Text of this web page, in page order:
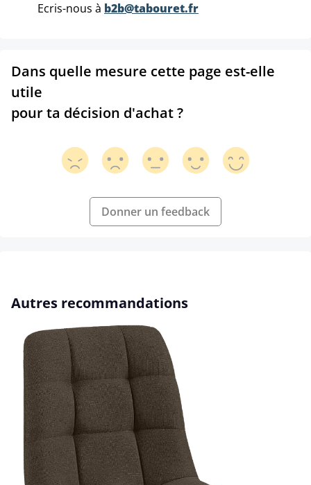
Ecris-nous à b2b@tabouret.fr
Dans quelle mesure cette page est-elle
utile
pour ta décision d'achat ?
Donner un feedback
Ignorer la galerie de produits
Autres recommandations